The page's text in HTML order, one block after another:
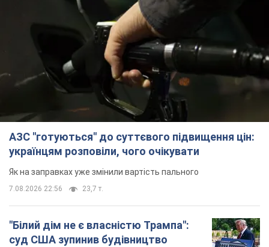
АЗС "готуються" до суттєвого підвищення цін:
українцям розповіли, чого очікувати
Як на заправках уже змінили вартість пального
7.08.2026 22:56 23,7 т.
"Білий дім не є власністю Трампа":
суд США зупинив будівництво